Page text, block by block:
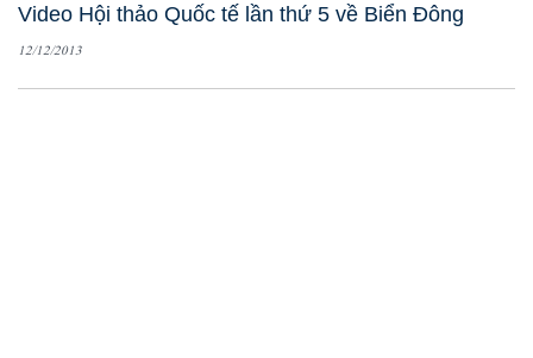
Video Hội thảo Quốc tế lần thứ 5 về Biển Đông
12/12/2013